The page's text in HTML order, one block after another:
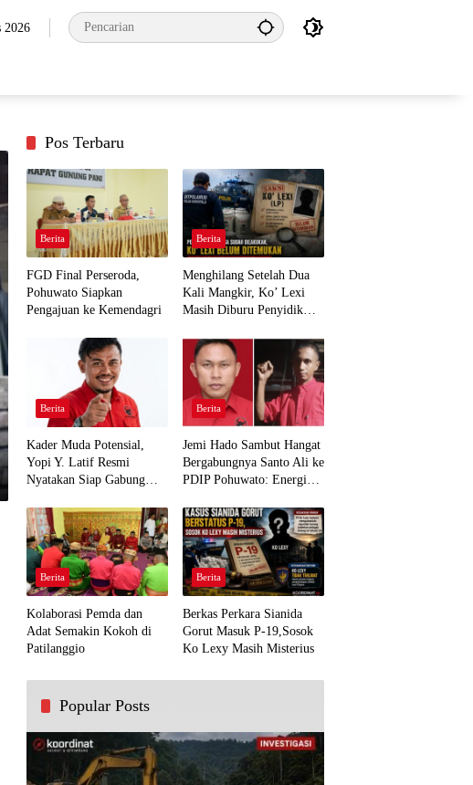
2026
Pos Terbaru
Berita
FGD Final Perseroda,
Pohuwato Siapkan
Pengajuan ke Kemendagri
Berita
Menghilang Setelah Dua
Kali Mangkir, Ko’ Lexi
Masih Diburu Penyidik
Berita
Kader Muda Potensial,
Yopi Y. Latif Resmi
Nyatakan Siap Gabung
Demi Kawal Aspirasi Bumi
Panua
Berita
Jemi Hado Sambut Hangat
Bergabungnya Santo Ali ke
PDIP Pohuwato: Energi
Rakyat
Berita
Kolaborasi Pemda dan
Adat Semakin Kokoh di
Patilanggio
Berita
Berkas Perkara Sianida
Gorut Masuk P-19,Sosok
Ko Lexy Masih Misterius
Popular Posts